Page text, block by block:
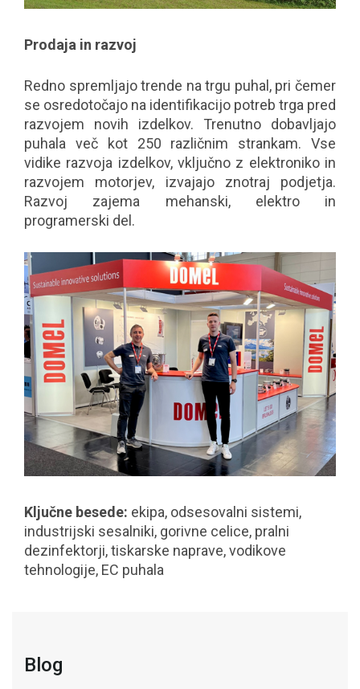
Prodaja in razvoj
Redno spremljajo trende na trgu puhal, pri čemer
se osredotočajo na identifikacijo potreb trga pred
razvojem novih izdelkov. Trenutno dobavljajo
puhala več kot 250 različnim strankam. Vse
vidike razvoja izdelkov, vključno z elektroniko in
razvojem motorjev, izvajajo znotraj podjetja.
Razvoj zajema mehanski, elektro in
programerski del.
Ključne besede: ekipa, odsesovalni sistemi,
industrijski sesalniki, gorivne celice, pralni
dezinfektorji, tiskarske naprave, vodikove
tehnologije, EC puhala
Blog